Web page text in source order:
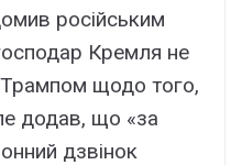
російським
Кремля не
щодо того,
додав, що «за
дзвінок